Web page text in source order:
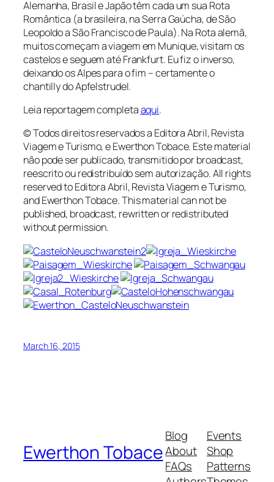
Alemanha, Brasil e Japão têm cada um sua Rota
Romântica (a brasileira, na Serra Gaúcha, de São
Leopoldo a São Francisco de Paula). Na Rota alemã,
muitos começam a viagem em Munique, visitam os
castelos e seguem até Frankfurt. Eu fiz o inverso,
deixando os Alpes para o fim – certamente o
chantilly do Apfelstrudel.
Leia reportagem completaaqui.
© Todos direitos reservados a Editora Abril, Revista
Viagem e Turismo, e Ewerthon Tobace. Este material
não pode ser publicado, transmitido por broadcast,
reescrito ou redistribuído sem autorização.All rights
reservedto Editora Abril, Revista Viagem e Turismo,
andEwerthonTobace.This materialcan not be
published, broadcast, rewritten or redistributed
without permission.
March 16, 2015
Ewerthon Tobace
Blog
About
FAQs
Events
Shop
Patterns